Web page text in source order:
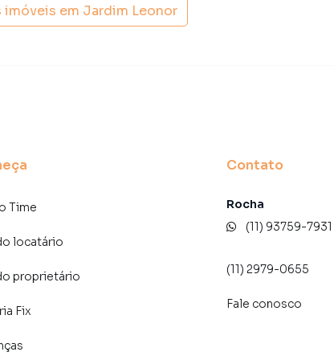
diversos imóveis em São Paulo, especialmente em
de marketing digital focada em produzir campanhas
imóveis em Jardim Leonor
Time
locatário
proprietário
Fix
Contato
Rocha
(11) 93759-7931
(11) 2979-0655
Fale conosco